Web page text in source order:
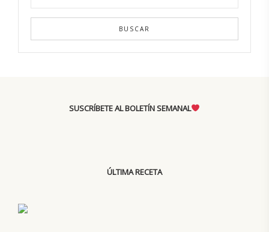
BUSCAR
SUSCRÍBETE AL BOLETÍN SEMANAL
ÚLTIMA RECETA